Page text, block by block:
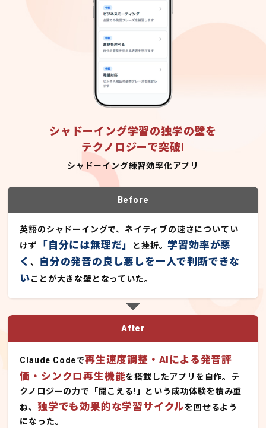
シャドーイング学習の独学の壁を
テクノロジーで突破!
シャドーイング練習効率化アプリ
Before
英語のシャドーイングで、ネイティブの速さについてい
けず
「自分には無理だ」 と挫折。学習効率が悪
く、
自分の発音の良し悪しを一人で判断できな
いことが大きな壁となっていた。
After
Claude Codeで再生速度調整・AIによる発音評
価・シンクロ再生機能を搭載したアプリを自作。テ
クノロジーの力で「聞こえる!」という成功体験を積み重
ね、独学でも効果的な学習サイクルを回せるよう
になった。